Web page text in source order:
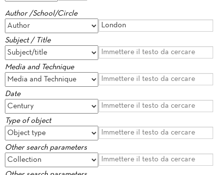
Author /School/Circle
Subject / Title
Media and Technique
Date
Type of object
Other search parameters